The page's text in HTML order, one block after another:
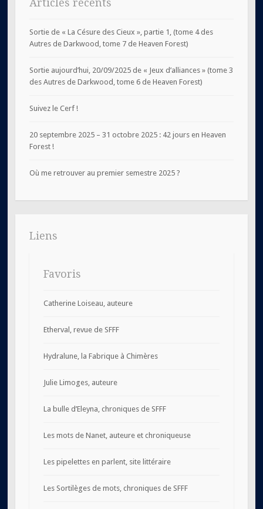
Articles récents
Sortie de « La Césure des Cieux », partie 1, (tome 4 des
Autres de Darkwood, tome 7 de Heaven Forest)
Sortie aujourd’hui, 20/09/2025 de « Jeux d’alliances » (tome 3
des Autres de Darkwood, tome 6 de Heaven Forest)
Suivez le Cerf !
20 septembre 2025 – 31 octobre 2025 : 42 jours en Heaven
Forest !
Où me retrouver au premier semestre 2025 ?
Liens
Favoris
Catherine Loiseau, auteure
Etherval, revue de SFFF
Hydralune, la Fabrique à Chimères
Julie Limoges, auteure
La bulle d’Eleyna, chroniques de SFFF
Les mots de Nanet, auteure et chroniqueuse
Les pipelettes en parlent, site littéraire
Les Sortilèges de mots, chroniques de SFFF